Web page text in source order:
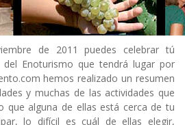
de 2011 puedes celebrar tú
Enoturismo que tendrá lugar por
hemos realizado un resumen
y muchas de las actividades que
que alguna de ellas está cerca de tu
lo difícil es cuál de ellas elegir,